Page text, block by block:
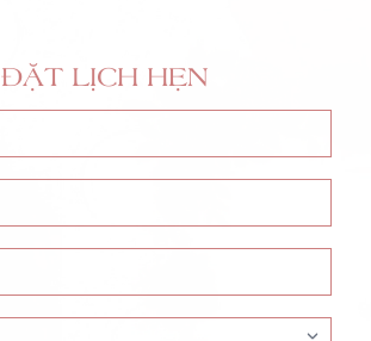
ĐẶT LỊCH HẸN